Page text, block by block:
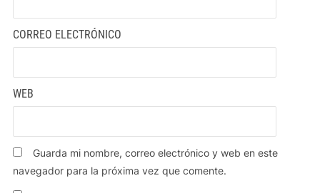
CORREO ELECTRÓNICO
WEB
Guarda mi nombre, correo electrónico y web en este
navegador para la próxima vez que comente.